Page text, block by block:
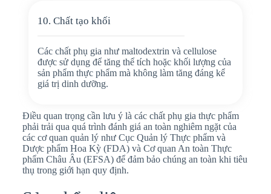
10. Chất tạo khối
Các chất phụ gia như maltodextrin và cellulose
được sử dụng để tăng thể tích hoặc khối lượng của
sản phẩm thực phẩm mà không làm tăng đáng kể
giá trị dinh dưỡng.
Điều quan trọng cần lưu ý là các chất phụ gia thực phẩm
phải trải qua quá trình đánh giá an toàn nghiêm ngặt của
các cơ quan quản lý như Cục Quản lý Thực phẩm và
Dược phẩm Hoa Kỳ (FDA) và Cơ quan An toàn Thực
phẩm Châu Âu (EFSA) để đảm bảo chúng an toàn khi tiêu
thụ trong giới hạn quy định.